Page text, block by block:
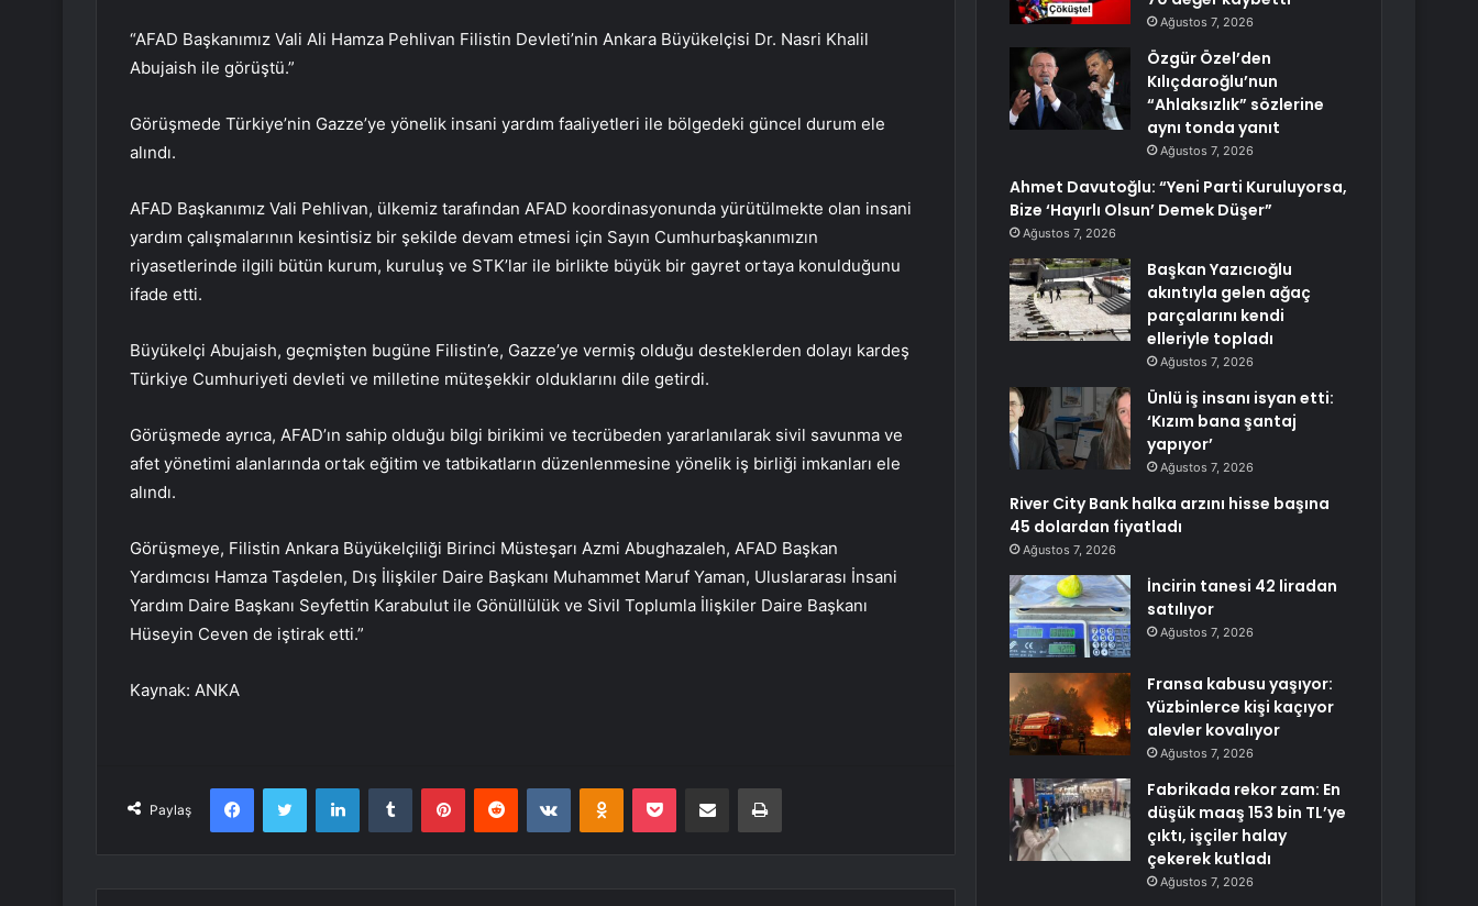
“AFAD Başkanımız Vali Ali Hamza Pehlivan Filistin Devleti’nin Ankara Büyükelçisi Dr. Nasri Khalil
Abujaish ile görüştü.”
Görüşmede Türkiye’nin Gazze’ye yönelik insani yardım faaliyetleri ile bölgedeki güncel durum ele
alındı.
AFAD Başkanımız Vali Pehlivan, ülkemiz tarafından AFAD koordinasyonunda yürütülmekte olan insani
yardım çalışmalarının kesintisiz bir şekilde devam etmesi için Sayın Cumhurbaşkanımızın
riyasetlerinde ilgili bütün kurum, kuruluş ve STK’lar ile birlikte büyük bir gayret ortaya konulduğunu
ifade etti.
Büyükelçi Abujaish, geçmişten bugüne Filistin’e, Gazze’ye vermiş olduğu desteklerden dolayı kardeş
Türkiye Cumhuriyeti devleti ve milletine müteşekkir olduklarını dile getirdi.
Görüşmede ayrıca, AFAD’ın sahip olduğu bilgi birikimi ve tecrübeden yararlanılarak sivil savunma ve
afet yönetimi alanlarında ortak eğitim ve tatbikatların düzenlenmesine yönelik iş birliği imkanları ele
alındı.
Görüşmeye, Filistin Ankara Büyükelçiliği Birinci Müsteşarı Azmi Abughazaleh, AFAD Başkan
Yardımcısı Hamza Taşdelen, Dış İlişkiler Daire Başkanı Muhammet Maruf Yaman, Uluslararası İnsani
Yardım Daire Başkanı Seyfettin Karabulut ile Gönüllülük ve Sivil Toplumla İlişkiler Daire Başkanı
Hüseyin Ceven de iştirak etti.”
Kaynak: ANKA
Paylaş
FacebookTwitter LinkedInTumblr PinterestReddit VKontakteOdnoklassniki
Pocket E-Posta ile paylaş Yazdır
Ağustos 7, 2026
Özgür Özel’den
Kılıçdaroğlu’nun
“Ahlaksızlık” sözlerine
aynı tonda yanıt
Ağustos 7, 2026
Ahmet Davutoğlu: “Yeni Parti Kuruluyorsa,
Bize ‘Hayırlı Olsun’ Demek Düşer”
Ağustos 7, 2026
Başkan Yazıcıoğlu
akıntıyla gelen ağaç
parçalarını kendi
elleriyle topladı
Ağustos 7, 2026
Ünlü iş insanı isyan etti:
‘Kızım bana şantaj
yapıyor’
Ağustos 7, 2026
River City Bank halka arzını hisse başına
45 dolardan fiyatladı
Ağustos 7, 2026
İncirin tanesi 42 liradan
satılıyor
Ağustos 7, 2026
Fransa kabusu yaşıyor:
Yüzbinlerce kişi kaçıyor
alevler kovalıyor
Ağustos 7, 2026
Fabrikada rekor zam: En
düşük maaş 153 bin TL’ye
çıktı, işçiler halay
çekerek kutladı
Ağustos 7, 2026